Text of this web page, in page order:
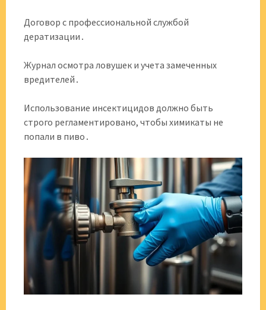
Договор с профессиональной службой
дератизации․
Журнал осмотра ловушек и учета замеченных
вредителей․
Использование инсектицидов должно быть
строго регламентировано, чтобы химикаты не
попали в пиво․